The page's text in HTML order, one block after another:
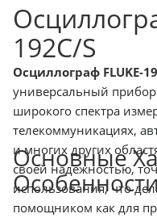
192C/S
Осциллограф FLUKE-
универсальный
широкого спектра
телекоммуникациях,
и многих других
своей надежностью,
использования, что
помощником как для
Основные